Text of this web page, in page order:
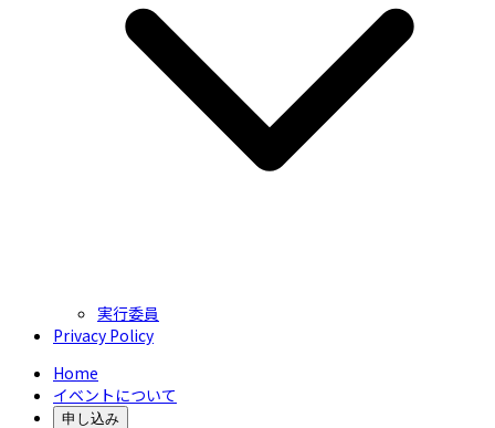
実行委員
Privacy Policy
Home
イベントについて
申し込み